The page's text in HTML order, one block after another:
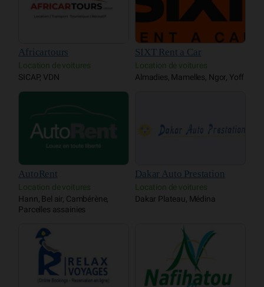
Africartours
Location de voitures
SICAP, VDN
SIXT Rent a Car
Location de voitures
Almadies, Mamelles, Ngor, Yoff
AutoRent
Location de voitures
Hann, Bel air, Cambérène,
Parcelles assainies
Dakar Auto Prestation
Location de voitures
Dakar Plateau, Médina